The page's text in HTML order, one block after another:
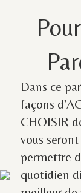
Dans ce
façons
CHOISIR
vous
permettre
quotidien